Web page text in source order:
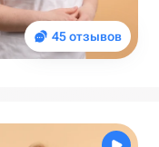
45 отзывов